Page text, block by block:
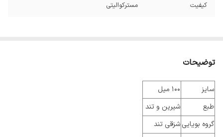
کیفیت مسترکوالیتی
توضیحات
سایز
100 میل
طبع
شیرین و تند
گروه بویاییشزقی تند